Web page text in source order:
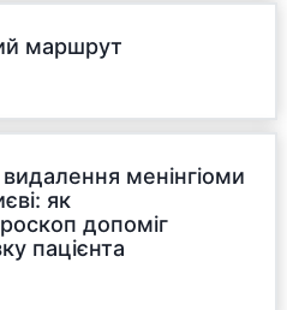
маршрут
менінгіоми
як
допоміг
пацієнта